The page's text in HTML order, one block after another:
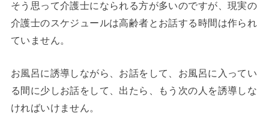
そう思って介護士になられる方が多いのですが、現実の
介護士のスケジュールは高齢者とお話する時間は作られ
ていません。
お風呂に誘導しながら、お話をして、お風呂に入ってい
る間に少しお話をして、出たら、もう次の人を誘導しな
ければいけません。